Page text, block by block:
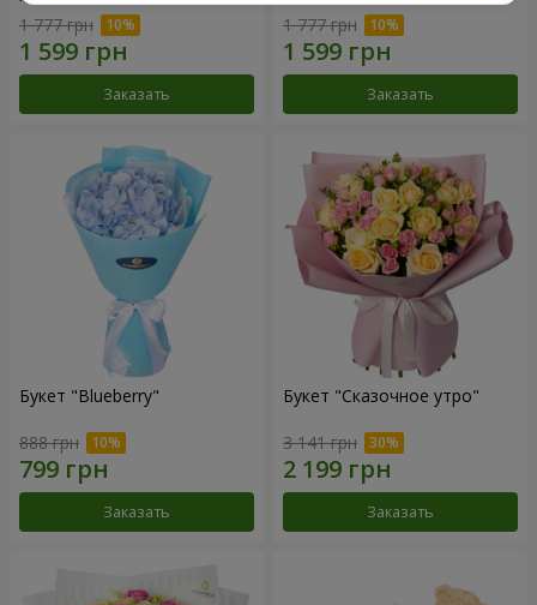
1 777 грн
Заказать
1 777 грн
Заказать
Букет "Blueberry"
888 грн
Заказать
Букет "Сказочное утро"
3 141 грн
Заказать